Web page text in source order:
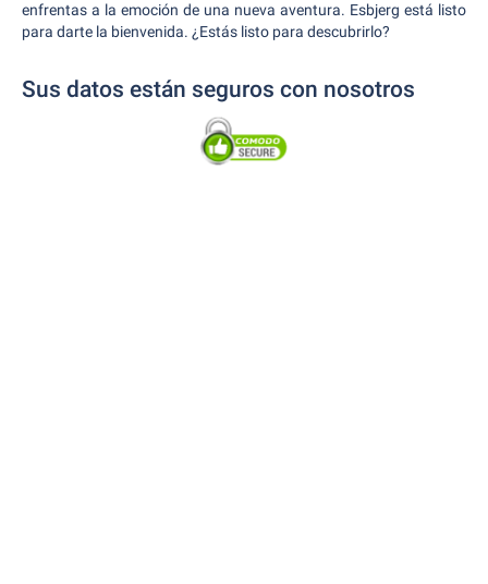
enfrentas a la emoción de una nueva aventura. Esbjerg está listo
para darte la bienvenida. ¿Estás listo para descubrirlo?
Sus datos están seguros con nosotros